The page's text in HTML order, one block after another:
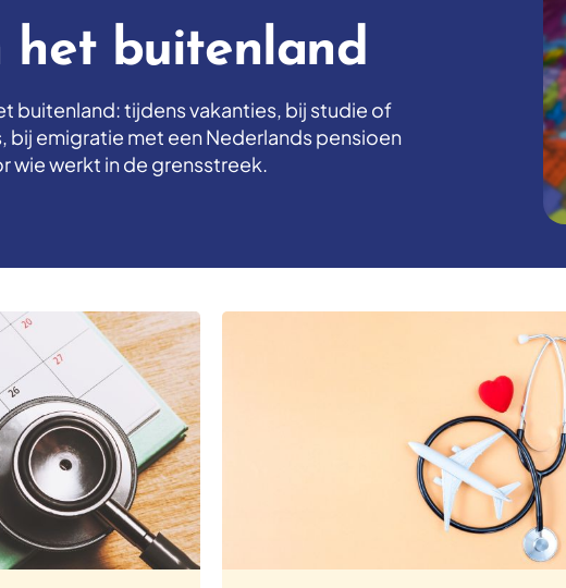
het buitenland
buitenland: tijdens vakanties, bij studie of
bij emigratie met een Nederlands pensioen
wie werkt in de grensstreek.